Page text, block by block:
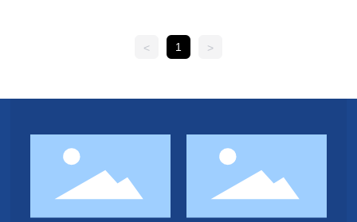
坏，确保供电系统的正常工作。
< 1 >